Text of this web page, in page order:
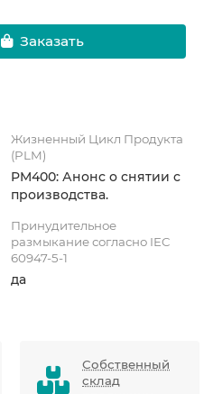
Заказать
Жизненный Цикл Продукта
(PLM)
PM400: Анонс о снятии с
производства.
Принудительное
размыкание согласно IEC
60947-5-1
да
Собственный
склад